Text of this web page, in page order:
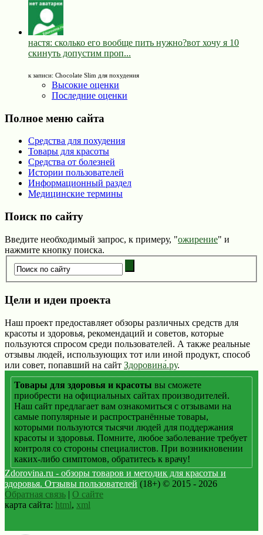
настя: сколько его вообще пить нужно?вот хочу я 10
скинуть допустим проп...
к записи: Chocolate Slim для похудения
Высокие оценки
Последние оценки
Полное меню сайта
Средства для похудения
Товары для красоты
Средства от болезней
Истории пользователей
Информационный раздел
Медицинские термины
Поиск по сайту
Введите необходимый запрос, к примеру, "ожирение" и
нажмите кнопку поиска.
Цели и идеи проекта
Наш проект предоставляет обзоры различных средств для
красоты и здоровья, рекомендаций и советов, которые
пользуются спросом среди пользователей. А также реальные
отзывы людей, использующих тот или иной продукт, способ
или совет, попавший на сайт Здоровина́.ру.
Товары для здоровья и красоты вы сможете
приобрести на официальных сайтах производителей.
Наш сайт предлагает вам ознакомиться с отзывами на
самые популярные и распространённые товары,
которыми пользуются тысячи людей для поддержания
красоты и здоровья. Помните, любое заболевание требует
контроля со стороны специалистов. При возникновении
каких-либо симптомов, обратитесь к врачу!
Zdorovina.ru - обзоры товаров и методик для красоты и
здоровья. Отзывы пользователей (18+) © 2015 - 2026
Обратная связь | О сайте
карта сайта: html, xml